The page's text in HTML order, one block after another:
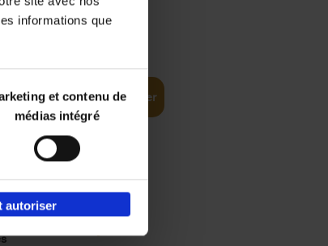
informations que
et contenu de
médias intégré
autoriser
Ajouter au panier
€34,99